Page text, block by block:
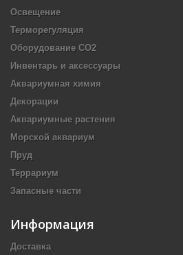
Освещение
Терморегуляция
Оборудование CO2
Инвентарь и аксессуары
Аквариумная химия
Декорации
Аквариумные растения
Морской аквариум
Пруд
Террариум
Запасные части
Информация
Доставка